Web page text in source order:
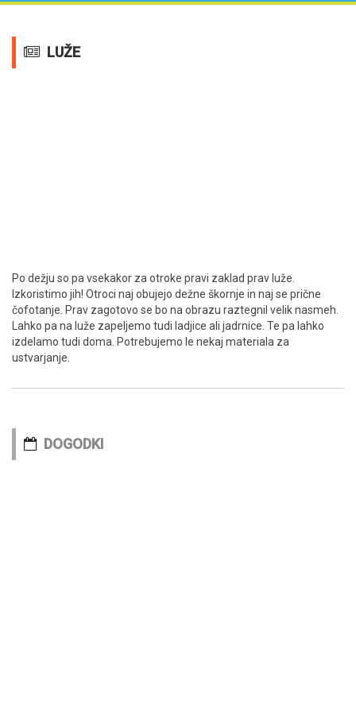
LUŽE
Po dežju so pa vsekakor za otroke pravi zaklad prav luže.
Izkoristimo jih! Otroci naj obujejo dežne škornje in naj se prične
čofotanje. Prav zagotovo se bo na obrazu raztegnil velik nasmeh.
Lahko pa na luže zapeljemo tudi ladjice ali jadrnice. Te pa lahko
izdelamo tudi doma. Potrebujemo le nekaj materiala za
ustvarjanje.
DOGODKI